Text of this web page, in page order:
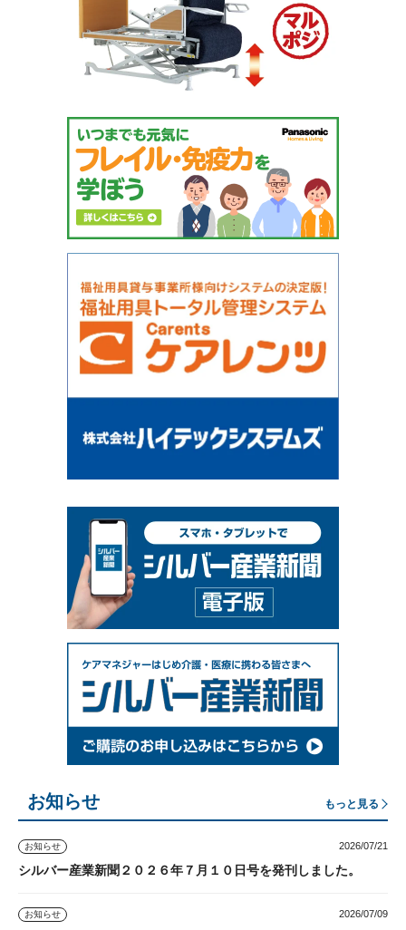
お知らせ もっと見る
お知らせ 2026/07/21
シルバー産業新聞２０２６年７月１０日号を発刊しました。
お知らせ 2026/07/09